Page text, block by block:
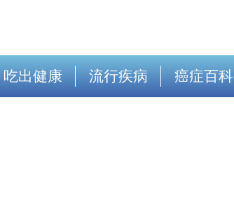
吃出健康 流行疾病 癌症百科